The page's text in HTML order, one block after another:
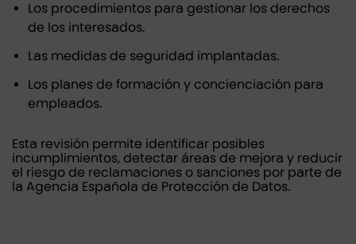
Los procedimientos para gestionar los derechos
de los interesados.
Las medidas de seguridad implantadas.
Los planes de formación y concienciación para
empleados.
Esta revisión permite identificar posibles
incumplimientos, detectar áreas de mejora y reducir
el riesgo de reclamaciones o sanciones por parte de
la Agencia Española de Protección de Datos.